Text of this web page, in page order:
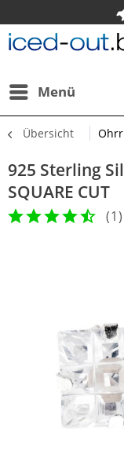
Menü
Übersicht
925 Sterling
SQUARE CUT
(1)